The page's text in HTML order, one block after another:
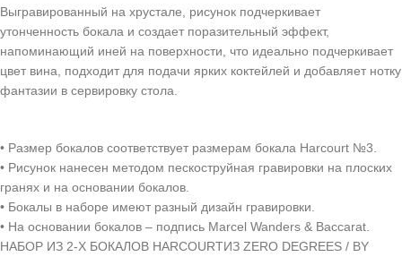
Выгравированный на хрустале, рисунок подчеркивает
утонченность бокала и создает поразительный эффект,
напоминающий иней на поверхности, что идеально подчеркивает
цвет вина, подходит для подачи ярких коктейлей и добавляет нотку
фантазии в сервировку стола.
• Размер бокалов соответствует размерам бокала Harcourt №3.
• Рисунок нанесен методом пескоструйная гравировки на плоских
гранях и на основании бокалов.
• Бокалы в наборе имеют разный дизайн гравировки.
• На основании бокалов – подпись Marcel Wanders & Baccarat.
НАБОР ИЗ 2-Х БОКАЛОВ HARCOURTИЗ ZERO DEGREES / BY